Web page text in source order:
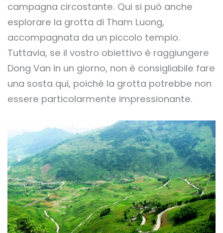
campagna circostante. Qui si può anche
esplorare la grotta di Tham Luong,
accompagnata da un piccolo tempio.
Tuttavia, se il vostro obiettivo è raggiungere
Dong Van in un giorno, non è consigliabile fare
una sosta qui, poiché la grotta potrebbe non
essere particolarmente impressionante.